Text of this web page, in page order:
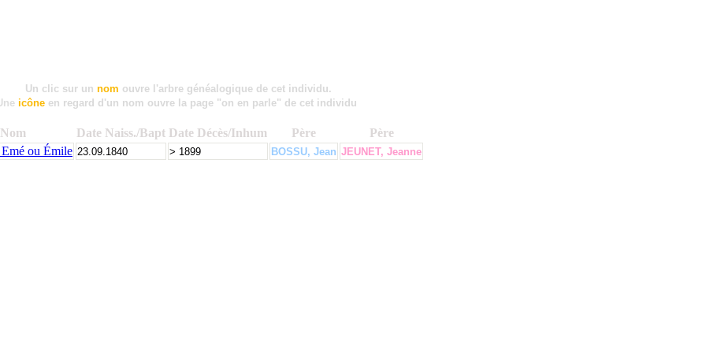
Un clic sur un nom ouvre l'arbre généalogique de cet individu.
icône en regard d'un nom ouvre la page "on en parle" de cet individu
Nom Date Naiss./Bapt Date Décès/Inhum Père
Père
ou Émile 23.09.1840 > 1899 BOSSU, Jean JEUNET, Jeanne